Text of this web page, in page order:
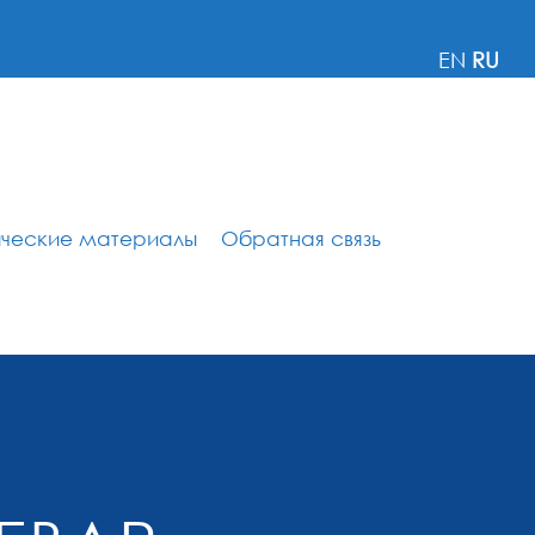
EN RU
материалы Обратная связь